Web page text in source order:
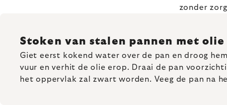
zonder
Stoken van stalen pannen met olie
Giet eerst kokend water over de pan en droog
vuur en verhit de olie erop. Draai de pan
het oppervlak zal zwart worden. Veeg de pan na